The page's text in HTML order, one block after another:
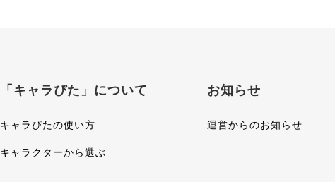
「キャラぴた」について
キャラぴたの使い方
キャラクターから選ぶ
お知らせ
運営からのお知らせ